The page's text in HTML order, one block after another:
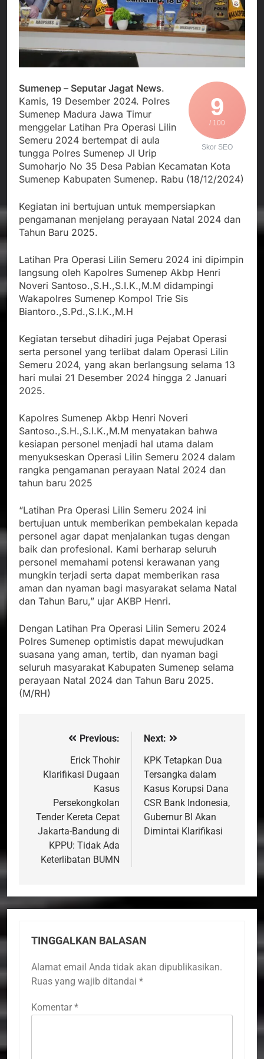
Edaran Disdik Jabar
Nasional TKBM: “Belum
Ada Keputusan Resmi”
Agustus 3, 2026
Menjalin Harmoni di
Tanah Sukaresmi: Kala
Mina Padi, P2L, dan
Gotong Royong
Menggerakkan Ekonomi
Agustus 3, 2026
Korban Tenggelam di
Perairan Giligenting
Pastikan Penanganan
Berjalan Sesuai
Prosedur
Kapolresta Sumenep
Sambut Kedatangan
Korban Evakuasi KM
Mutiara Sentosa 2 di
Pelabuhan Kalianget
Agustus 3, 2026 9
/ 100
Skor SEO
Sumenep – Seputar Jagat News.
Kamis, 19 Desember 2024. Polres
Sumenep Madura Jawa Timur
menggelar Latihan Pra Operasi Lilin
Semeru 2024 bertempat di aula
tungga Polres Sumenep Jl Urip
Sumoharjo No 35 Desa Pabian Kecamatan Kota
Sumenep Kabupaten Sumenep. Rabu (18/12/2024)
Kegiatan ini bertujuan untuk mempersiapkan
pengamanan menjelang perayaan Natal 2024 dan
Tahun Baru 2025.
Latihan Pra Operasi Lilin Semeru 2024 ini dipimpin
langsung oleh Kapolres Sumenep Akbp Henri
Noveri Santoso.,S.H.,S.I.K.,M.M didampingi
Wakapolres Sumenep Kompol Trie Sis
Biantoro.,S.Pd.,S.I.K.,M.H
Kegiatan tersebut dihadiri juga Pejabat Operasi
serta personel yang terlibat dalam Operasi Lilin
Semeru 2024, yang akan berlangsung selama 13
hari mulai 21 Desember 2024 hingga 2 Januari
2025.
Kapolres Sumenep Akbp Henri Noveri
Santoso.,S.H.,S.I.K.,M.M menyatakan bahwa
kesiapan personel menjadi hal utama dalam
menyukseskan Operasi Lilin Semeru 2024 dalam
rangka pengamanan perayaan Natal 2024 dan
tahun baru 2025
“Latihan Pra Operasi Lilin Semeru 2024 ini
bertujuan untuk memberikan pembekalan kepada
personel agar dapat menjalankan tugas dengan
baik dan profesional. Kami berharap seluruh
personel memahami potensi kerawanan yang
mungkin terjadi serta dapat memberikan rasa
aman dan nyaman bagi masyarakat selama Natal
dan Tahun Baru,” ujar AKBP Henri.
Dengan Latihan Pra Operasi Lilin Semeru 2024
Polres Sumenep optimistis dapat mewujudkan
suasana yang aman, tertib, dan nyaman bagi
seluruh masyarakat Kabupaten Sumenep selama
perayaan Natal 2024 dan Tahun Baru 2025.
(M/RH)
NavigasiPrevious:
Erick Thohir
Klarifikasi Dugaan
Kasus
Persekongkolan
Tender Kereta Cepat
Jakarta-Bandung di
KPPU: Tidak Ada
Keterlibatan BUMN
Next:
KPK Tetapkan Dua
Tersangka dalam
Kasus Korupsi Dana
CSR Bank Indonesia,
Gubernur BI Akan
Dimintai Klarifikasi
TINGGALKAN BALASAN
Alamat email Anda tidak akan dipublikasikan.
Ruas yang wajib ditandai *
Komentar *